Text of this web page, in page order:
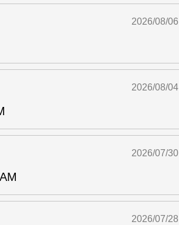
2026/08/06
2026/08/04
2026/07/30
2026/07/28